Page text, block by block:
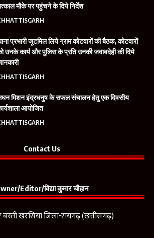
मौके पर पहुंचने के दिये निर्देश
प्रभारी जूटमिल लिये ग्राम कोटवारों की बैठक, कोटवारों
उनके कार्य और पुलिस के प्रति उनकी जवाबदेही की दिये
मिशन इंद्रधनुष के सफल संचालन हेतु एक दिवसीय
आयोजित
Contact Us
Editor/विद्या कुमार चौहान
बस्ती खरसिया जिला-रायगढ़ (छत्तीसगढ़)